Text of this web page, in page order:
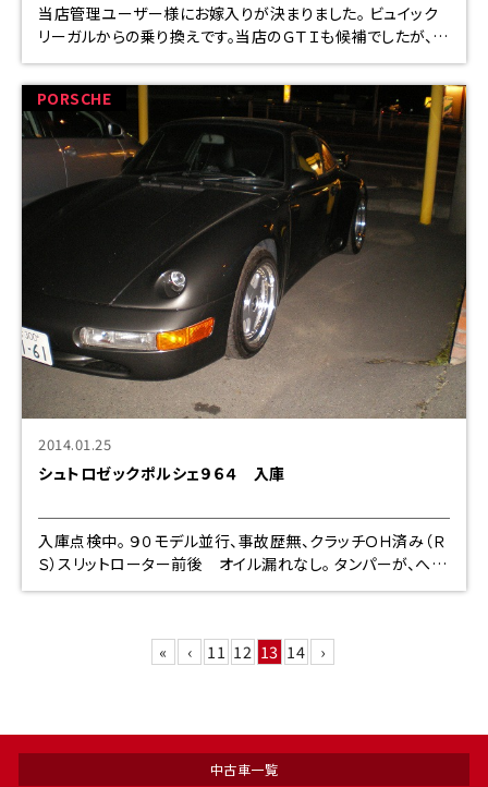
当店管理ユーザー様にお嫁入りが決まりました。 ビュイック
リーガルからの乗り換えです。当店のＧＴＩも候補でしたが、距
離が少ないのと ワンオーナー、禁煙車傷が無いが決め手とな
りました。 しっかり磨い
PORSCHE
2014.01.25
シュトロゼックポルシェ９６４ 入庫
入庫点検中。 ９０モデル並行、事故歴無、クラッチＯＨ済み（Ｒ
Ｓ）スリットローター前後 オイル漏れなし。 タンパーが、へた
へたですので検討中です。試乗しても楽しくありません。 エン
« ‹ 11 12 13 14 ›
中古車一覧